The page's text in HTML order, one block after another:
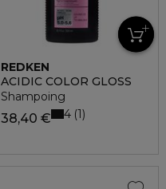
REDKEN
ACIDIC COLOR GLOSS
Shampoing
38,40 € 4 1